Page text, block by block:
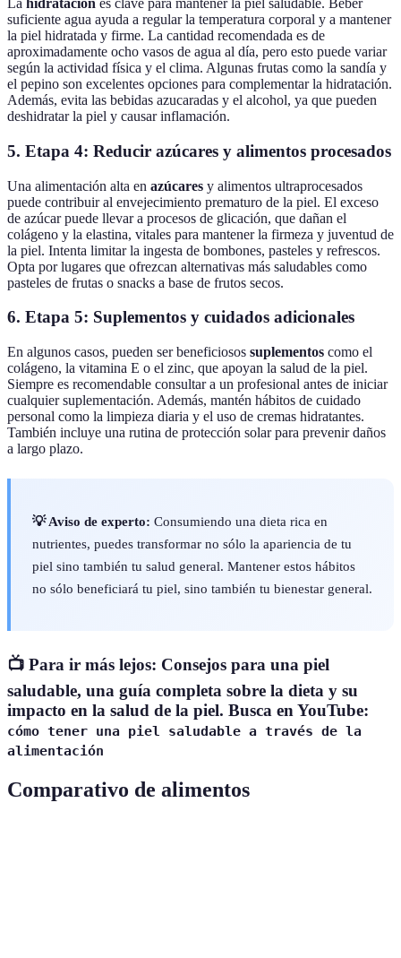
La hidratación es clave para mantener la piel saludable. Beber
suficiente agua ayuda a regular la temperatura corporal y a mantener
la piel hidratada y firme. La cantidad recomendada es de
aproximadamente ocho vasos de agua al día, pero esto puede variar
según la actividad física y el clima. Algunas frutas como la sandía y
el pepino son excelentes opciones para complementar la hidratación.
Además, evita las bebidas azucaradas y el alcohol, ya que pueden
deshidratar la piel y causar inflamación.
5. Etapa 4: Reducir azúcares y alimentos procesados
Una alimentación alta en azúcares y alimentos ultraprocesados
puede contribuir al envejecimiento prematuro de la piel. El exceso
de azúcar puede llevar a procesos de glicación, que dañan el
colágeno y la elastina, vitales para mantener la firmeza y juventud de
la piel. Intenta limitar la ingesta de bombones, pasteles y refrescos.
Opta por lugares que ofrezcan alternativas más saludables como
pasteles de frutas o snacks a base de frutos secos.
6. Etapa 5: Suplementos y cuidados adicionales
En algunos casos, pueden ser beneficiosos suplementos como el
colágeno, la vitamina E o el zinc, que apoyan la salud de la piel.
Siempre es recomendable consultar a un profesional antes de iniciar
cualquier suplementación. Además, mantén hábitos de cuidado
personal como la limpieza diaria y el uso de cremas hidratantes.
También incluye una rutina de protección solar para prevenir daños
a largo plazo.
💡 Aviso de experto: Consumiendo una dieta rica en
nutrientes, puedes transformar no sólo la apariencia de tu
piel sino también tu salud general. Mantener estos hábitos
no sólo beneficiará tu piel, sino también tu bienestar general.
📺 Para ir más lejos: Consejos para una piel
saludable, una guía completa sobre la dieta y su
impacto en la salud de la piel. Busca en YouTube:
cómo tener una piel saludable a través de la
alimentación
Comparativo de alimentos